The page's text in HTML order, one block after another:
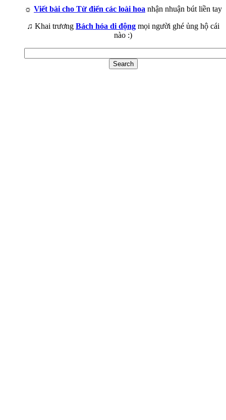
☼ Viết bài cho Từ điển các loài hoa nhận nhuận bút liền tay
♫ Khai trương Bách hóa di động mọi người ghé ủng hộ cái
nào :)